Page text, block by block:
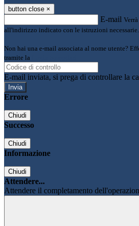
button close ×
E-mail
all'indirizzo indicato con le istruzioni necessarie.
Non hai una e-mail associata al nome utente?
tramite la
E-mail inviata, si prega di controllare la
Errore
Chiudi
Successo
Chiudi
Informazione
Chiudi
Attendere...
Attendere il completamento